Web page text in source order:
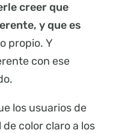
creer que
y que es
propio. Y
con ese
los usuarios de
color claro a los